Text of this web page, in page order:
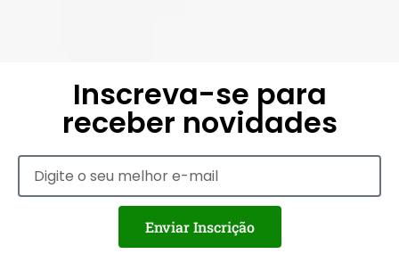
Inscreva-se para
receber novidades
Enviar Inscrição